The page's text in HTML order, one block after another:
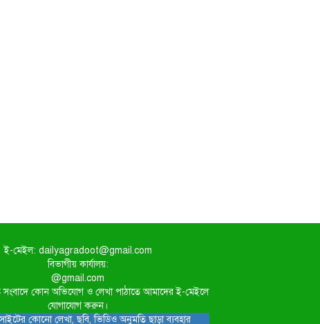
ই-মেইল: dailyagradoot@gmail.com
বিভাগীয় কার্যালয়:
@gmail.com
সংবাদে কোন অভিযোগ ও লেখা পাঠাতে আমাদের ই-মেইলে
যোগাযোগ করুন।
কোনো লেখা, ছবি, ভিডিও অনুমতি ছাড়া ব্যবহার